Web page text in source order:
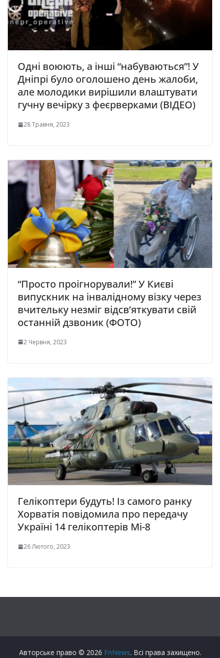
Одні воюють, а інші “набуваються”! У
Дніпрі було оголошено день жалоби,
але молодики вирішили влаштувати
гучну вечірку з феєрверками (ВІДЕО)
28 Травня, 2023
“Просто проігнорували!” У Києві
випускник на інвалідному візку через
вчительку незміг відсв’яткувати свій
останній дзвоник (ФОТО)
2 Червня, 2023
Гелікоптери будуть! Із самого ранку
Хорватія повідомила про передачу
Україні 14 гелікоптерів Мі-8
26 Лютого, 2023
Авторське право © 2026 FnNews. Всі права захищено.